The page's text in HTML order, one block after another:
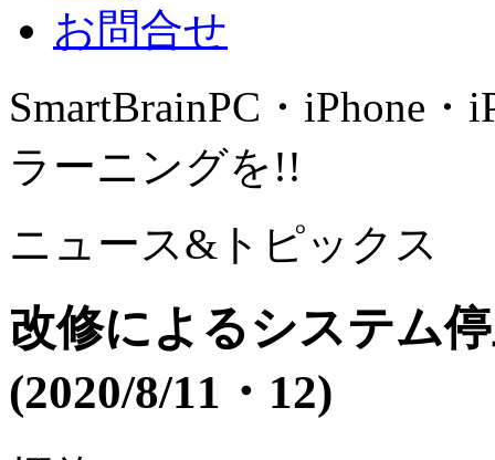
お問合せ
SmartBrainPC・iPhone・
ラーニングを!!
ニュース&トピックス
改修によるシステム
(2020/8/11・12)